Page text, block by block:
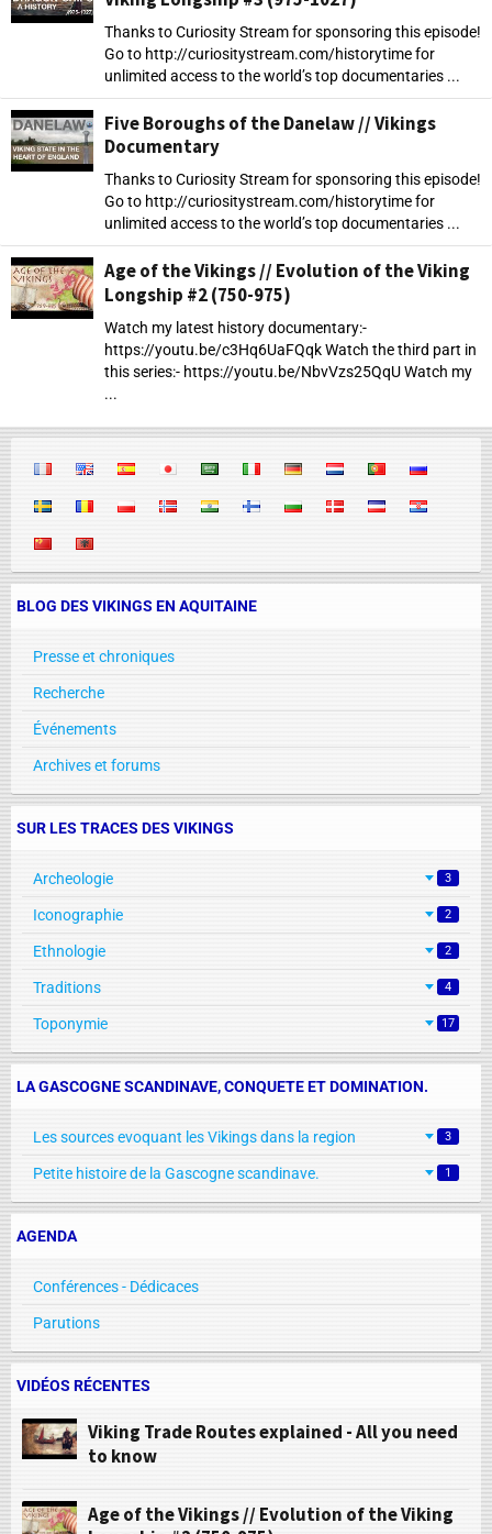
Thanks to Curiosity Stream for sponsoring this episode!
Go to http://curiositystream.com/historytime for
unlimited access to the world’s top documentaries ...
Five Boroughs of the Danelaw // Vikings
Documentary
Thanks to Curiosity Stream for sponsoring this episode!
Go to http://curiositystream.com/historytime for
unlimited access to the world’s top documentaries ...
Age of the Vikings // Evolution of the Viking
Longship #2 (750-975)
Watch my latest history documentary:-
https://youtu.be/c3Hq6UaFQqk Watch the third part in
this series:- https://youtu.be/NbvVzs25QqU Watch my
...
BLOG DES VIKINGS EN AQUITAINE
Presse et chroniques
Recherche
Événements
Archives et forums
SUR LES TRACES DES VIKINGS
Archeologie 3
Iconographie 2
Ethnologie 2
Traditions 4
Toponymie 17
LA GASCOGNE SCANDINAVE, CONQUETE ET DOMINATION.
Les sources evoquant les Vikings dans la region 3
Petite histoire de la Gascogne scandinave. 1
AGENDA
Conférences - Dédicaces
Parutions
VIDÉOS RÉCENTES
Viking Trade Routes explained - All you need
to know
Age of the Vikings // Evolution of the Viking